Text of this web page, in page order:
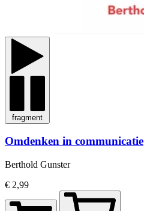
fragment
Omdenken in communicatie
Berthold Gunster
€ 2,99